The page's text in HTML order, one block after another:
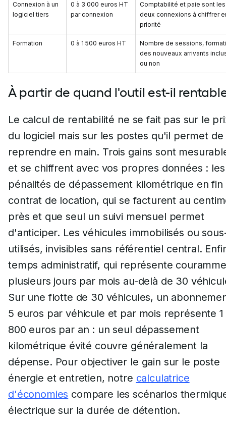
Connexion à un
logiciel tiers
0 à 3 000 euros HT
par connexion
Comptabilité et paie sont les
deux connexions à chiffrer
priorité
Formation 0 à 1 500 euros HT
Nombre de sessions,
des nouveaux arrivants
ou non
À partir de quand l'outil est-il
Le calcul de rentabilité ne se fait pas sur le
du logiciel mais sur les postes qu'il permet de
reprendre en main. Trois gains sont
et se chiffrent avec vos propres données : les
pénalités de dépassement kilométrique en fin
contrat de location, qui se facturent au
près et que seul un suivi mensuel permet
d'anticiper. Les véhicules immobilisés ou
utilisés, invisibles sans référentiel central.
temps administratif, qui représente
plusieurs jours par mois au-delà de 30
Sur une flotte de 30 véhicules, un
5 euros par véhicule et par mois représente 1
800 euros par an : un seul dépassement
kilométrique évité couvre généralement la
dépense. Pour objectiver le gain sur le poste
énergie et entretien, notre calculatrice
d'économies compare les scénarios
électrique sur la durée de détention.